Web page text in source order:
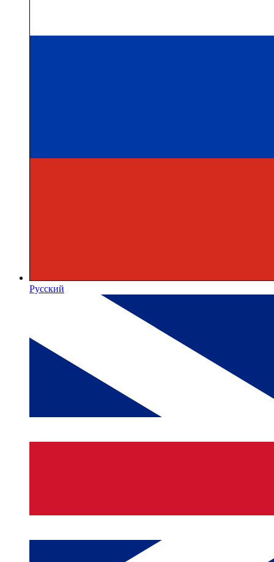
Русский